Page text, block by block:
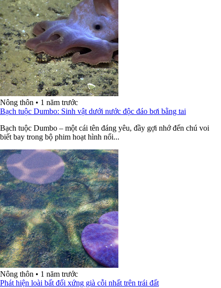
Nông thôn • 1 năm trước
Bạch tuộc Dumbo: Sinh vật dưới nước độc đáo bơi bằng tai
Bạch tuộc Dumbo – một cái tên đáng yêu, đầy gợi nhớ đến chú voi
biết bay trong bộ phim hoạt hình nổi...
Nông thôn • 1 năm trước
Phát hiện loài bất đối xứng già cỗi nhất trên trái đất